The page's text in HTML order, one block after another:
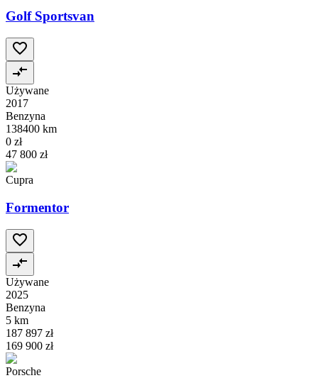
Golf Sportsvan
Używane
2017
Benzyna
138400 km
0 zł
47 800 zł
Cupra
Formentor
Używane
2025
Benzyna
5 km
187 897 zł
169 900 zł
Porsche